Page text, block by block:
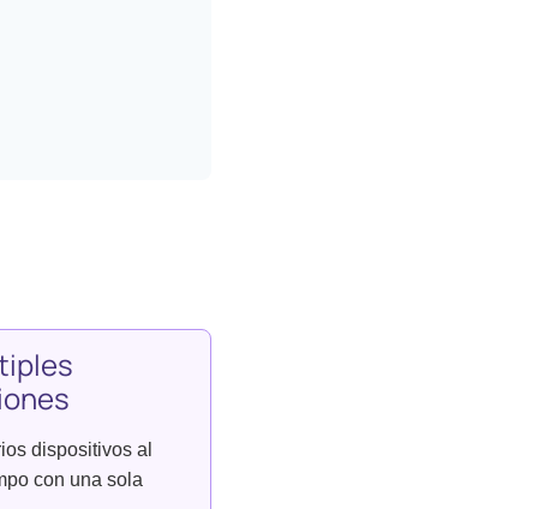
dispositivos al
con una sola